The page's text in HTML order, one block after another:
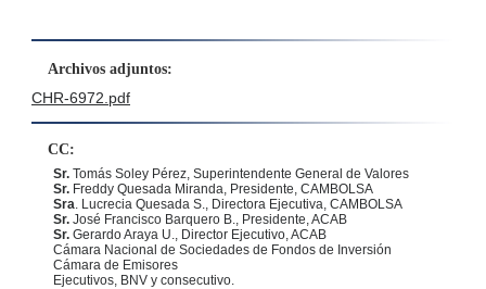
Archivos adjuntos:
CHR-6972.pdf
CC:
Sr. Tomás Soley Pérez, Superintendente General de Valores
Sr. Freddy Quesada Miranda, Presidente, CAMBOLSA
Sra. Lucrecia Quesada S., Directora Ejecutiva, CAMBOLSA
Sr. José Francisco Barquero B., Presidente, ACAB
Sr. Gerardo Araya U., Director Ejecutivo, ACAB
Cámara Nacional de Sociedades de Fondos de Inversión
Cámara de Emisores
Ejecutivos, BNV y consecutivo.